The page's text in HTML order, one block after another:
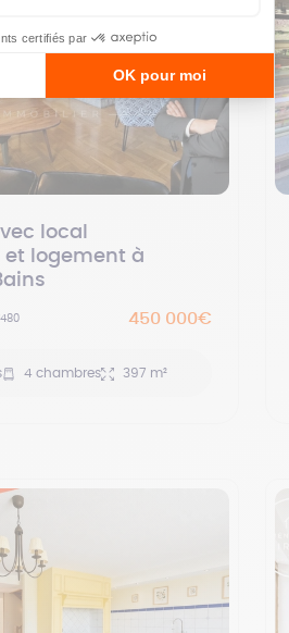
local
logement à
450 000€
4 chambres 397 m²